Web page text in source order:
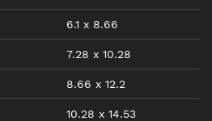
6.1 x 8.66
7.28 x 10.28
8.66 x 12.2
10.28 x 14.53